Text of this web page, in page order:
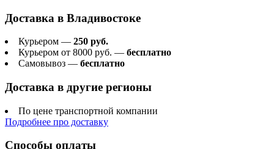
Доставка в Владивостоке
Курьером — 250 руб.
Курьером от 8000 руб. — бесплатно
Самовывоз — бесплатно
Доставка в другие регионы
По цене транспортной компании
Подробнее про доставку
Способы оплаты